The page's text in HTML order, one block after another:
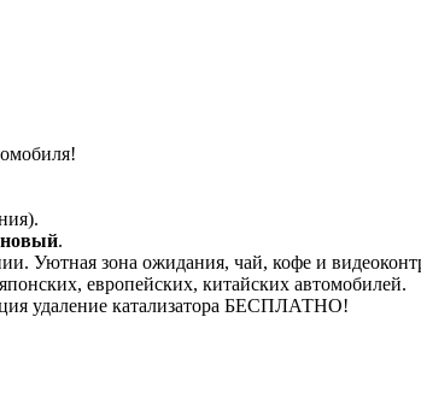
.
Уютная зона ожидания, чай, кофе и
европейских, китайских автомобилей.
удаление катализатора БЕСПЛАТНО!